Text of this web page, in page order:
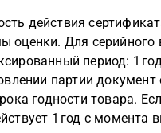
действия
оценки. Для серийного
период: 1
партии документ
годности товара.
1 год с момента